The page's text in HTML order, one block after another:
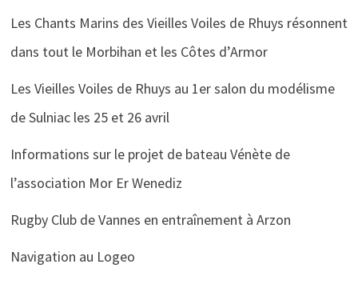
Les Chants Marins des Vieilles Voiles de Rhuys résonnent
dans tout le Morbihan et les Côtes d’Armor
Les Vieilles Voiles de Rhuys au 1er salon du modélisme
de Sulniac les 25 et 26 avril
Informations sur le projet de bateau Vénète de
l’association Mor Er Wenediz
Rugby Club de Vannes en entraînement à Arzon
Navigation au Logeo